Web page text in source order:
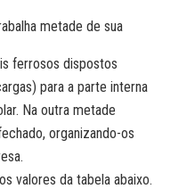
metade de sua
ferrosos dispostos
para a parte interna
Na outra metade
organizando-os
valores da tabela abaixo.